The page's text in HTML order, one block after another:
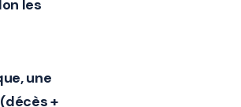
les
une
+